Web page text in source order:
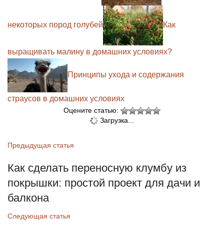
некоторых пород голубей Как
выращивать малину в домашних условиях?
Принципы ухода и содержания
страусов в домашних условиях
Оцените статью:
Загрузка...
Предыдущая статья
Как сделать переносную клумбу из
покрышки: простой проект для дачи и
балкона
Следующая статья